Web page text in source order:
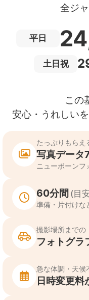
返金保証
影日時・場所・フォトグラファ
、申込みフォームでお知らせし